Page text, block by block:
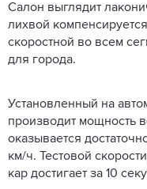
Салон выглядит
лихвой
скоростной во всем
для города.
Установленный на
производит мощность
оказывается
км/ч. Тестовой
кар достигает за 10